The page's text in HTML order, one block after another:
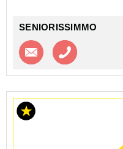
SENIORISSIMMO
Contacter l'agence